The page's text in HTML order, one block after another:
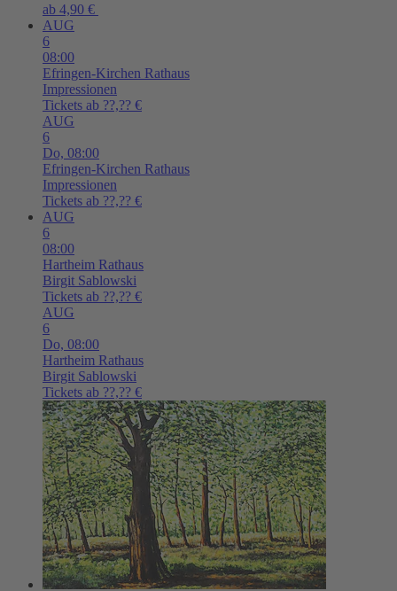
ab 4,90 €
AUG
6
08:00
Efringen-Kirchen Rathaus
Impressionen
Tickets ab ??,?? €
AUG
6
Do, 08:00
Efringen-Kirchen Rathaus
Impressionen
Tickets ab ??,?? €
AUG
6
08:00
Hartheim Rathaus
Birgit Sablowski
Tickets ab ??,?? €
AUG
6
Do, 08:00
Hartheim Rathaus
Birgit Sablowski
Tickets ab ??,?? €